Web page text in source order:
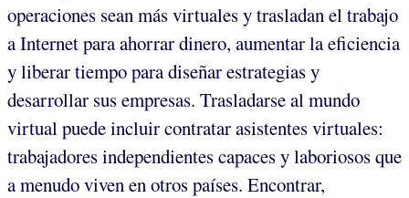
operaciones sean más virtuales y trasladan el trabajo
a Internet para ahorrar dinero, aumentar la eficiencia
y liberar tiempo para diseñar estrategias y
desarrollar sus empresas. Trasladarse al mundo
virtual puede incluir contratar asistentes virtuales:
trabajadores independientes capaces y laboriosos que
a menudo viven en otros países. Encontrar,